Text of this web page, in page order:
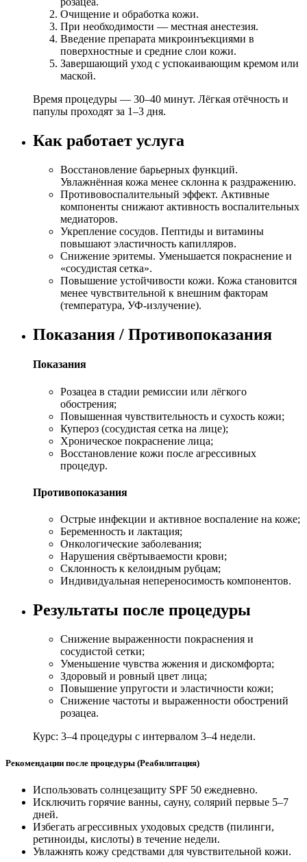
Очищение и обработка кожи.
При необходимости — местная анестезия.
Введение препарата микроинъекциями в
поверхностные и средние слои кожи.
Завершающий уход с успокаивающим кремом или
маской.
Время процедуры — 30–40 минут. Лёгкая отёчность и
папулы проходят за 1–3 дня.
Как работает услуга
Восстановление барьерных функций.
Увлажнённая кожа менее склонна к раздражению.
Противовоспалительный эффект. Активные
компоненты снижают активность воспалительных
медиаторов.
Укрепление сосудов. Пептиды и витамины
повышают эластичность капилляров.
Снижение эритемы. Уменьшается покраснение и
«сосудистая сетка».
Повышение устойчивости кожи. Кожа становится
менее чувствительной к внешним факторам
(температура, УФ-излучение).
Показания / Противопоказания
Показания
Розацеа в стадии ремиссии или лёгкого
обострения;
Повышенная чувствительность и сухость кожи;
Купероз (сосудистая сетка на лице);
Хроническое покраснение лица;
Восстановление кожи после агрессивных
процедур.
Противопоказания
Острые инфекции и активное воспаление на коже;
Беременность и лактация;
Онкологические заболевания;
Нарушения свёртываемости крови;
Склонность к келоидным рубцам;
Индивидуальная непереносимость компонентов.
Результаты после процедуры
Снижение выраженности покраснения и
сосудистой сетки;
Уменьшение чувства жжения и дискомфорта;
Здоровый и ровный цвет лица;
Повышение упругости и эластичности кожи;
Снижение частоты и выраженности обострений
розацеа.
Курс: 3–4 процедуры с интервалом 3–4 недели.
Рекомендации после процедуры (Реабилитация)
Использовать солнцезащиту SPF 50 ежедневно.
Исключить горячие ванны, сауну, солярий первые 5–7
дней.
Избегать агрессивных уходовых средств (пилинги,
ретиноиды, кислоты) в течение недели.
Увлажнять кожу средствами для чувствительной кожи.